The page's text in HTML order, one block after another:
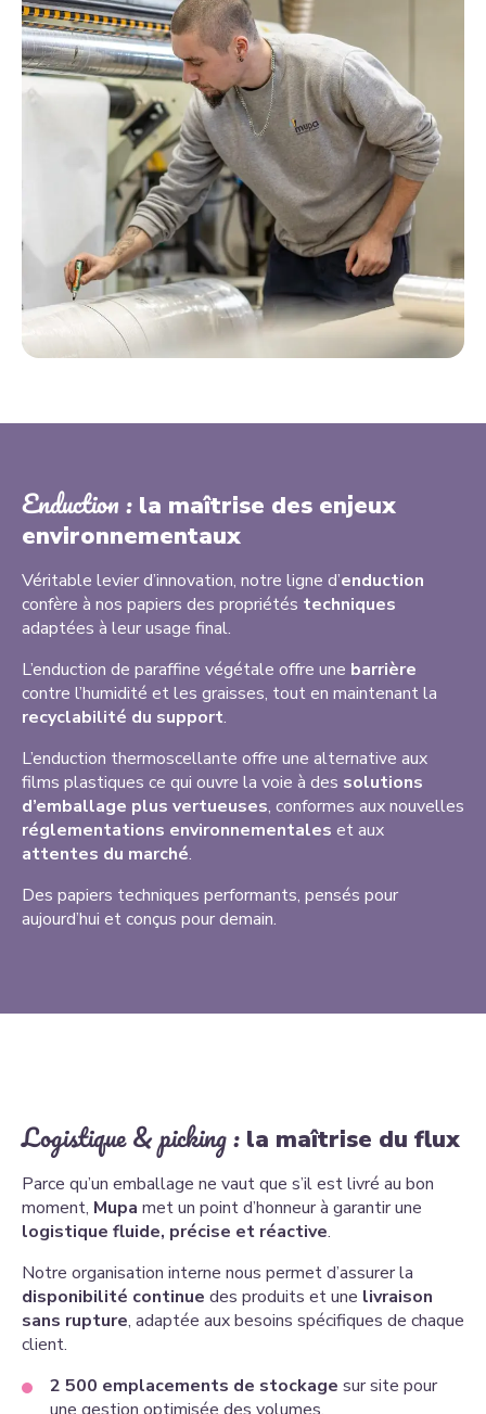
Enduction : la maîtrise des enjeux
environnementaux
Véritable levier d’innovation, notre ligne d’enduction
confère à nos papiers des propriétés techniques
adaptées à leur usage final.
L’enduction de paraffine végétale offre une barrière
contre l’humidité et les graisses, tout en maintenant la
recyclabilité du support.
L’enduction thermoscellante offre une alternative aux
films plastiques ce qui ouvre la voie à des solutions
d’emballage plus vertueuses, conformes aux nouvelles
réglementations environnementales et aux
attentes du marché.
Des papiers techniques performants, pensés pour
aujourd’hui et conçus pour demain.
Logistique & picking : la maîtrise du flux
Parce qu’un emballage ne vaut que s’il est livré au bon
moment, Mupa met un point d’honneur à garantir une
logistique fluide, précise et réactive.
Notre organisation interne nous permet d’assurer la
disponibilité continue des produits et une livraison
sans rupture, adaptée aux besoins spécifiques de chaque
client.
2 500 emplacements de stockage sur site pour